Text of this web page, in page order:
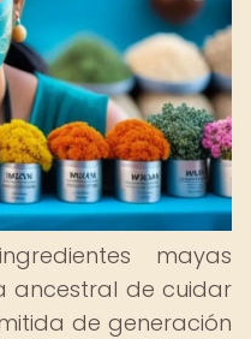
mayas
ancestral de cuidar
de generación